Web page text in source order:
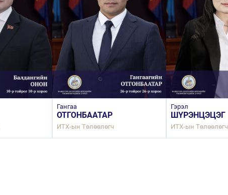
Гангаа
ОТГОНБААТАР
ИТХ-ын Төлөөлөгч
Гэрэл
ШҮРЭНЦЭЦЭГ
ИТХ-ын Төлөөлөгч